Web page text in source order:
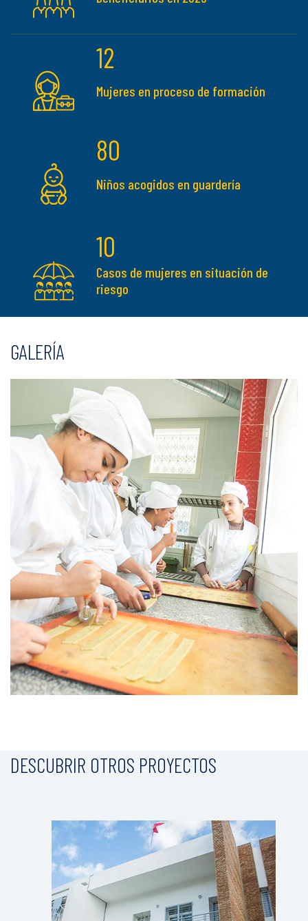
12
Mujeres en proceso de formación
80
Niños acogidos en guardería
10
Casos de mujeres en situación de
riesgo
GALERÍA
DESCUBRIR OTROS PROYECTOS